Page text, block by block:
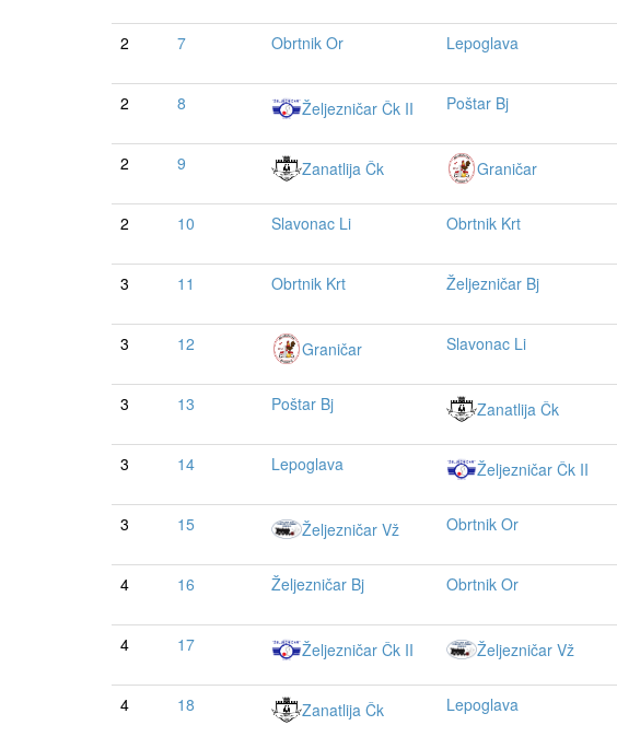
2 7 Obrtnik Or Lepoglava
2 8 Željezničar Čk II Poštar Bj
2 9 Zanatlija Čk Graničar
2 10 Slavonac Li Obrtnik Krt
3 11 Obrtnik Krt Željezničar Bj
3 12 Graničar Slavonac Li
3 13 Poštar Bj Zanatlija Čk
3 14 Lepoglava Željezničar Čk II
3 15 Željezničar Vž Obrtnik Or
4 16 Željezničar Bj Obrtnik Or
4 17 Željezničar Čk II Željezničar Vž
4 18 Zanatlija Čk Lepoglava